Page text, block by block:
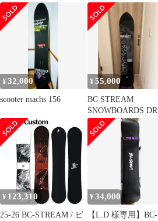
イズ162w
¥32,000
scooter machs 156
¥55,000
BC STREAM
SNOWBOARDS DR
162W
¥ 123,310
25-26 BC-STREAM / ビ
¥34,000
【L.D 様専用】BC-